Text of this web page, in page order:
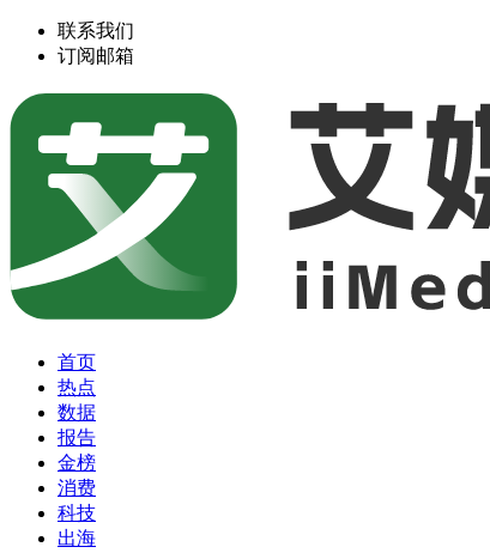
联系我们
订阅邮箱
首页
热点
数据
报告
金榜
消费
科技
出海